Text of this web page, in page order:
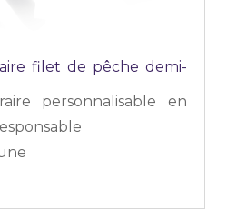
filet de pêche demi-
personnalisable en